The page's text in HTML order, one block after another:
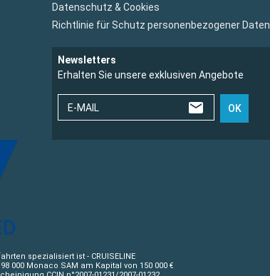
Datenschutz & Cookies
Richtlinie für Schutz personenbezogener Daten
Newsletters
Erhalten Sie unsere exklusiven Angebote
E-MAIL OK
spezialisiert ist - CRUISELINE
000 Monaco SAM am Kapital von 150 000 €